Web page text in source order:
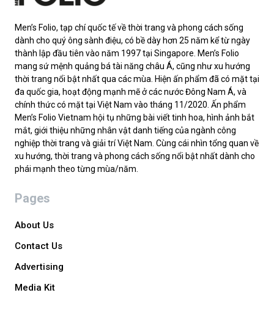
Men’s Folio, tạp chí quốc tế về thời trang và phong cách sống
dành cho quý ông sành điệu, có bề dày hơn 25 năm kể từ ngày
thành lập đầu tiên vào năm 1997 tại Singapore. Men’s Folio
mang sứ mệnh quảng bá tài năng châu Á, cũng như xu hướng
thời trang nổi bật nhất qua các mùa. Hiện ấn phẩm đã có mặt tại
đa quốc gia, hoạt động mạnh mẽ ở các nước Đông Nam Á, và
chính thức có mặt tại Việt Nam vào tháng 11/2020. Ấn phẩm
Men’s Folio Vietnam hội tụ những bài viết tinh hoa, hình ảnh bắt
mắt, giới thiệu những nhân vật danh tiếng của ngành công
nghiệp thời trang và giải trí Việt Nam. Cùng cái nhìn tổng quan về
xu hướng, thời trang và phong cách sống nổi bật nhất dành cho
phái mạnh theo từng mùa/năm.
Pages
About Us
Contact Us
Advertising
Media Kit